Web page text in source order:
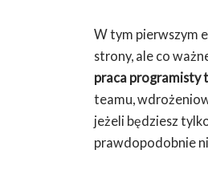
W tym pierwszym
strony, ale co
praca programisty
teamu,
jeżeli będziesz
prawdopodobnie